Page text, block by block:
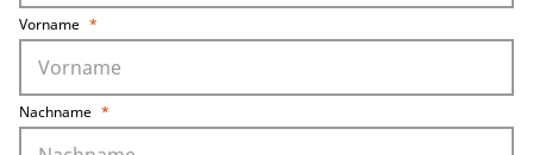
Vorname *
Nachname *